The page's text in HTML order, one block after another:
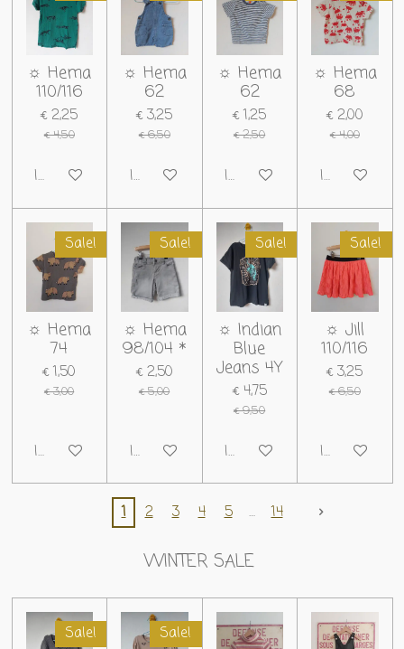
☼ Hema
110/116
€ 2,25
€ 4,50
In winkelwagen
☼ Hema
62
€ 3,25
€ 6,50
In winkelwagen
☼ Hema
62
€ 1,25
€ 2,50
In winkelwagen
☼ Hema
68
€ 2,00
€ 4,00
In
Sale!
☼ Hema
74
€ 1,50
€ 3,00
In winkelwagen
Sale!
☼ Hema
98/104 *
€ 2,50
€ 5,00
In winkelwagen
Sale!
☼ Indian
Blue
Jeans 4Y
€ 4,75
€ 9,50
In winkelwagen
Sale!
☼ Jill
110/116
€ 3,25
€ 6,50
In
1 2 3 4 5 14
WINTER SALE
Sale! Sale!